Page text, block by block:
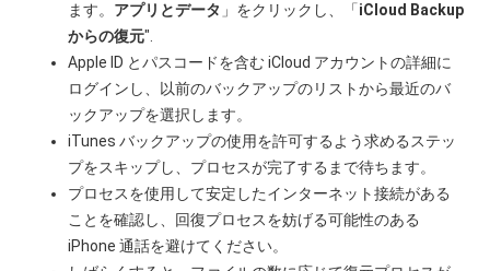
ます。 アプリとデータ 」をクリックし、「iCloud Backup
からの復元".
Apple ID とパスコードを含む iCloud アカウントの詳細に
ログインし、以前のバックアップのリストから最近のバ
ックアップを選択します。
iTunes バックアップの使用を許可するよう求めるステッ
プをスキップし、プロセスが完了するまで待ちます。
プロセスを使用して安定したインターネット接続がある
ことを確認し、回復プロセスを妨げる可能性のある
iPhone 通話を避けてください。